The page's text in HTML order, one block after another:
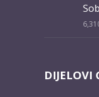
DIJELOVI